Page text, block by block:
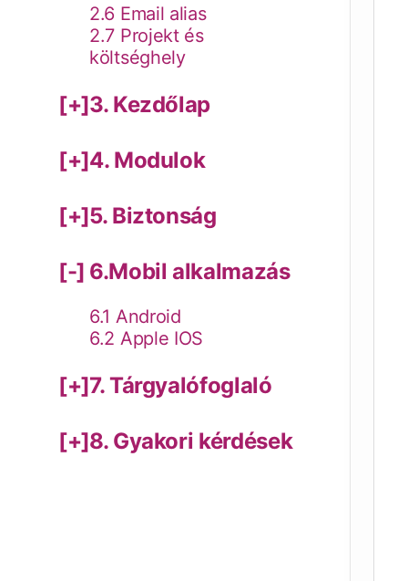
2.6 Email alias
2.7 Projekt és
költséghely
3. Kezdőlap
4. Modulok
5. Biztonság
6.Mobil alkalmazás
6.1 Android
6.2 Apple IOS
7. Tárgyalófoglaló
8. Gyakori kérdések